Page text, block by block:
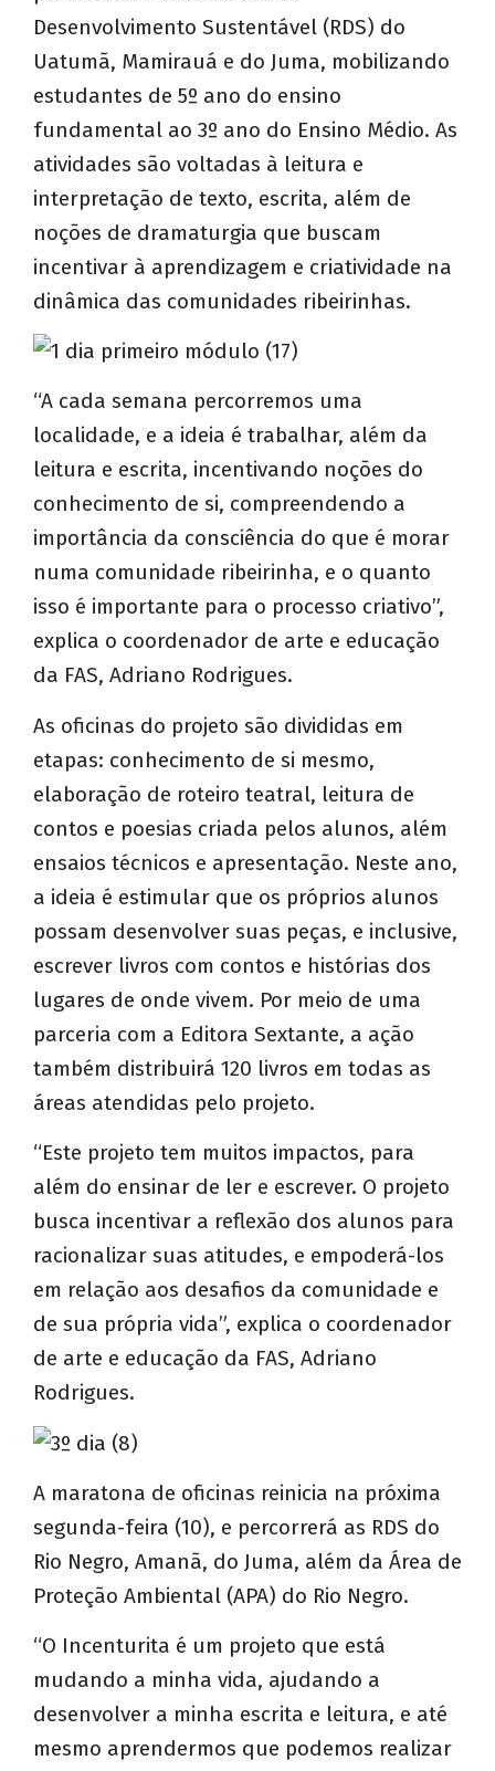
Desenvolvimento Sustentável (RDS) do
Uatumã, Mamirauá e do Juma, mobilizando
estudantes de 5º ano do ensino
fundamental ao 3º ano do Ensino Médio. As
atividades são voltadas à leitura e
interpretação de texto, escrita, além de
noções de dramaturgia que buscam
incentivar à aprendizagem e criatividade na
dinâmica das comunidades ribeirinhas.
“A cada semana percorremos uma
localidade, e a ideia é trabalhar, além da
leitura e escrita, incentivando noções do
conhecimento de si, compreendendo a
importância da consciência do que é morar
numa comunidade ribeirinha, e o quanto
isso é importante para o processo criativo”,
explica o coordenador de arte e educação
da FAS, Adriano Rodrigues.
As oficinas do projeto são divididas em
etapas: conhecimento de si mesmo,
elaboração de roteiro teatral, leitura de
contos e poesias criada pelos alunos, além
ensaios técnicos e apresentação. Neste ano,
a ideia é estimular que os próprios alunos
possam desenvolver suas peças, e inclusive,
escrever livros com contos e histórias dos
lugares de onde vivem. Por meio de uma
parceria com a Editora Sextante, a ação
também distribuirá 120 livros em todas as
áreas atendidas pelo projeto.
“Este projeto tem muitos impactos, para
além do ensinar de ler e escrever. O projeto
busca incentivar a reflexão dos alunos para
racionalizar suas atitudes, e empoderá-los
em relação aos desafios da comunidade e
de sua própria vida”, explica o coordenador
de arte e educação da FAS, Adriano
Rodrigues.
A maratona de oficinas reinicia na próxima
segunda-feira (10), e percorrerá as RDS do
Rio Negro, Amanã, do Juma, além da Área de
Proteção Ambiental (APA) do Rio Negro.
“O Incenturita é um projeto que está
mudando a minha vida, ajudando a
desenvolver a minha escrita e leitura, e até
mesmo aprendermos que podemos realizar